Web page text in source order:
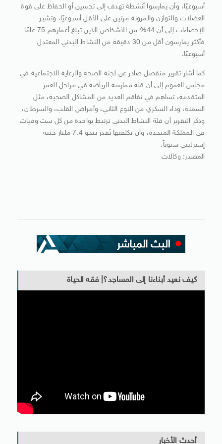
أسبوعيًا، وأن يمارسوا أنشطة تهدف إلى تحسين أو الحفاظ على قوة
العضلات والتوازن والمرونة مرتين على الأقل أسبوعيًا. وتشير
الإحصاءات إلى أن 44% من الأشخاص الذين تبلغ أعمارهم 75 عامًا
فأكثر يمارسون أقل من 30 دقيقة من النشاط البدني المعتدل
أسبوعيًا.
كما أشار تقرير منفصل صادر عن لجنة الصحة والرعاية الاجتماعية في
مجلس العموم إلى أن قلة ممارسة الرياضة في مراحل العمر
المتقدمة، تساهم في تفاقم العديد من المشاكل الصحية، مثل
السمنة، وداء السكري من النوع الثاني، وأمراض القلب، والسرطان،
وذكر التقرير أن قلة النشاط البدني ترتبط بواحدة من كل ست وفيات
في المملكة المتحدة، وأن تكلفتها تُقدر بنحو 7.4 مليار جنيه
إسترليني سنوياً.
المصدر: وكالات
كيف نعيد أبناءنا إلى المساجد؟| فقه الحياة
أحدث الأخبار